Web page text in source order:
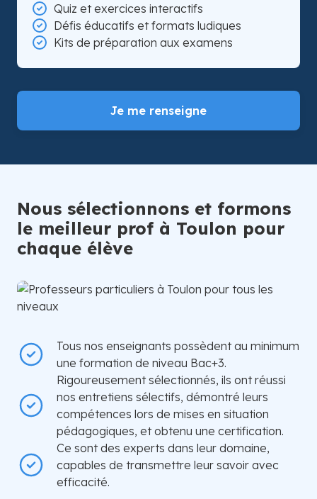
Quiz et exercices interactifs
Défis éducatifs et formats ludiques
Kits de préparation aux examens
Je me renseigne
Nous sélectionnons et formons
le meilleur prof à Toulon pour
chaque élève
Tous nos enseignants possèdent au minimum
une formation de niveau Bac+3.
Rigoureusement sélectionnés, ils ont réussi
nos entretiens sélectifs, démontré leurs
compétences lors de mises en situation
pédagogiques, et obtenu une certification.
Ce sont des experts dans leur domaine,
capables de transmettre leur savoir avec
efficacité.